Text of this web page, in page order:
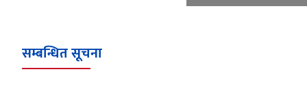
सम्बन्धित सूचना